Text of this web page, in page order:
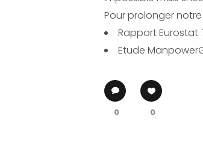
Pour prolonger
Rapport Eurostat
Etude
0 0